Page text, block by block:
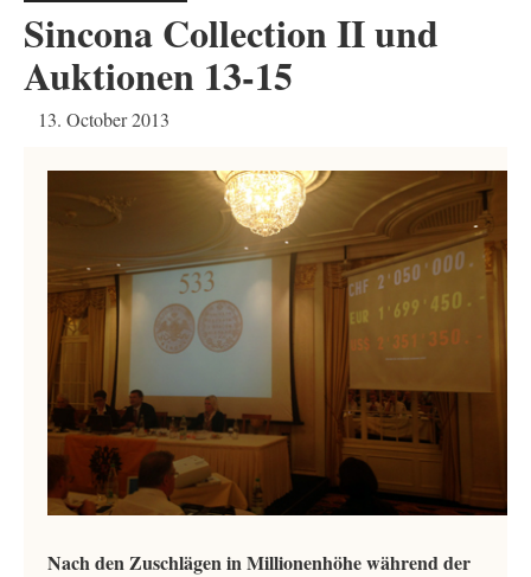
Sincona Collection II und
Auktionen 13-15
13. October 2013
Nach den Zuschlägen in Millionenhöhe während der